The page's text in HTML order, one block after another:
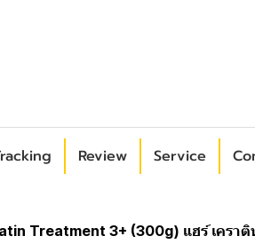
Review Service
Treatment 3+ (300g) แฮร์ เครา